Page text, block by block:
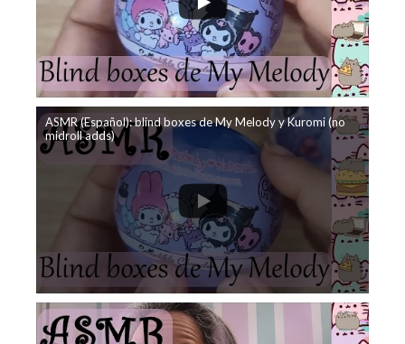
ASMR (Español): blind boxes de My Melody y Kuromi (no
midroll adds)